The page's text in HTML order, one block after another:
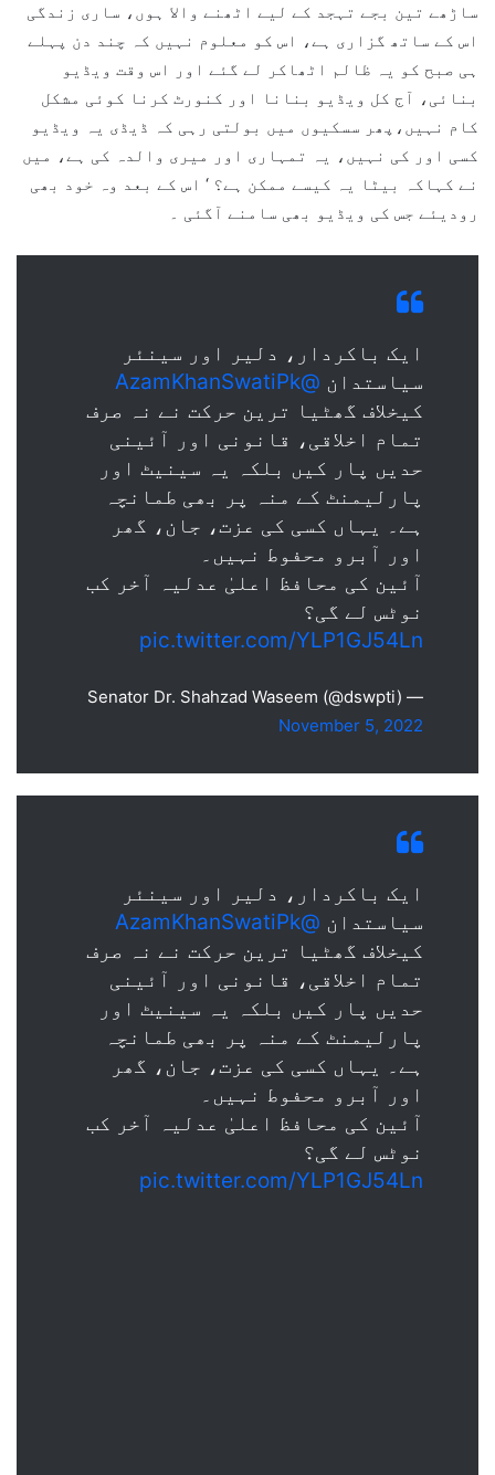
ساڑھے تین بجے تہجد کے لیے اٹھنے والا ہوں، ساری زندگی
اس کے ساتھ گزاری ہے، اس کو معلوم نہیں کہ چند دن پہلے
ہی صبح کو یہ ظالم اٹھاکر لے گئے اور اس وقت ویڈیو
بنائی، آج کل ویڈیو بنانا اور کنورٹ کرنا کوئی مشکل
کام نہیں،پھر سسکیوں میں بولتی رہی کہ ڈیڈی یہ ویڈیو
کسی اور کی نہیں، یہ تمہاری اور میری والدہ کی ہے، میں
نے کہاکہ بیٹا یہ کیسے ممکن ہے؟ ‘ اس کے بعد وہ خود بھی
رودیئے جس کی ویڈیو بھی سامنے آگئی ۔
ایک باکردار، دلیر اور سینئر
سیاستدان @AzamKhanSwatiPk
کیخلاف گھٹیا ترین حرکت نے نہ صرف
تمام اخلاقی، قانونی اور آئینی
حدیں پار کیں بلکہ یہ سینیٹ اور
پارلیمنٹ کے منہ پر بھی طمانچہ
ہے۔ یہاں کسی کی عزت، جان، گھر
اور آبرو محفوط نہیں۔
آئین کی محافظ اعلیٰ عدلیہ آخر کب
نوٹس لے گی؟
pic.twitter.com/YLP1GJ54Ln
— Senator Dr. Shahzad Waseem (@dswpti)
November 5, 2022
ایک باکردار، دلیر اور سینئر
سیاستدان @AzamKhanSwatiPk
کیخلاف گھٹیا ترین حرکت نے نہ صرف
تمام اخلاقی، قانونی اور آئینی
حدیں پار کیں بلکہ یہ سینیٹ اور
پارلیمنٹ کے منہ پر بھی طمانچہ
ہے۔ یہاں کسی کی عزت، جان، گھر
اور آبرو محفوط نہیں۔
آئین کی محافظ اعلیٰ عدلیہ آخر کب
نوٹس لے گی؟
pic.twitter.com/YLP1GJ54Ln